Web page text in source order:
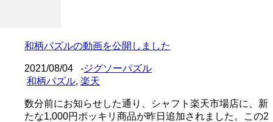
和柄パズルの動画を公開しました
2021/08/04 -ジグソーパズル
和柄パズル, 楽天
数分前にお知らせした通り、シャフト楽天市場店に、新
たな1,000円ポッキリ商品が昨日追加されました。この2